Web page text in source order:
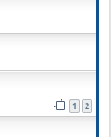
1 2